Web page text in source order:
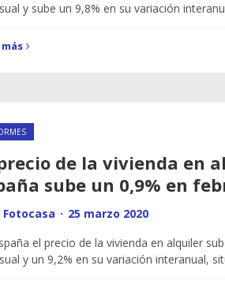
y sube un 9,8% en su variación
de la vivienda en
sube un 0,9% en
Fotocasa · 25 marzo 2020
el precio de la vivienda en alquiler
y un 9,2% en su variación interanual,